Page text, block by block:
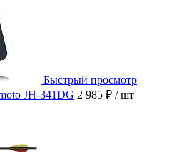
Быстрый просмотр
JH-341DG 2 985 ₽ / шт